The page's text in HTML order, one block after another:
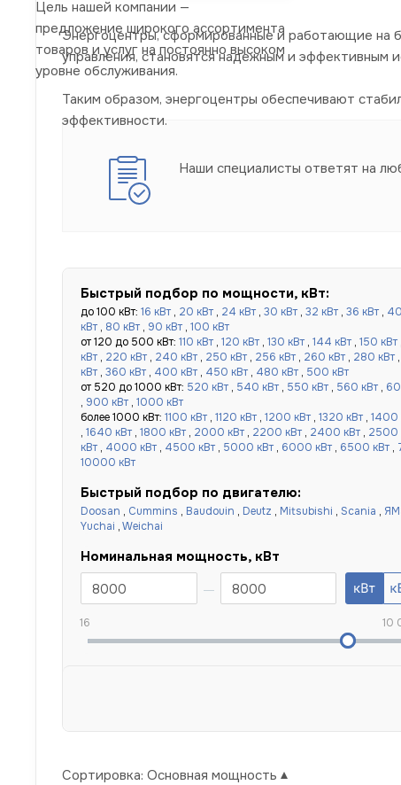
Энергоцентры, сформированные и работающие на
управления, становятся надежным и эффективным
Таким образом, энергоцентры обеспечивают
эффективности.
Наши специалисты ответят на
Быстрый подбор по мощности, кВт:
до 100 кВт: 16 кВт , 20 кВт , 24 кВт , 30 кВт , 32 кВт , 36 кВт ,
кВт , 80 кВт , 90 кВт , 100 кВт
от 120 до 500 кВт: 110 кВт , 120 кВт , 130 кВт , 144 кВт , 150 кВт
кВт , 220 кВт , 240 кВт , 250 кВт , 256 кВт , 260 кВт , 280 кВт ,
кВт , 360 кВт , 400 кВт , 450 кВт , 480 кВт , 500 кВт
от 520 до 1000 кВт: 520 кВт , 540 кВт , 550 кВт , 560 кВт ,
, 900 кВт , 1000 кВт
более 1000 кВт: 1100 кВт , 1120 кВт , 1200 кВт , 1320 кВт , 1400
, 1640 кВт , 1800 кВт , 2000 кВт , 2200 кВт , 2400 кВт , 2500
кВт , 4000 кВт , 4500 кВт , 5000 кВт , 6000 кВт , 6500 кВт ,
10000 кВт
Быстрый подбор по двигателю:
Doosan , Cummins , Baudouin , Deutz , Mitsubishi , Scania ,
Yuchai ,Weichai
Номинальная мощность, кВт
16 10
Сортировка: Основная мощность
Цель нашей компании —
предложение широкого ассортимента
товаров и услуг на постоянно высоком
уровне обслуживания.